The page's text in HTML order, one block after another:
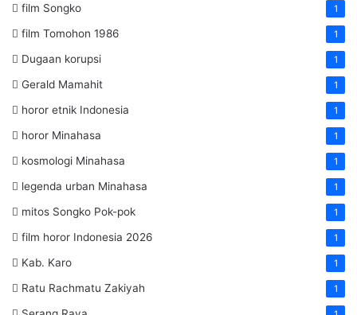
film Songko 1
film Tomohon 1986 1
Dugaan korupsi 1
Gerald Mamahit 1
horor etnik Indonesia 1
horor Minahasa 1
kosmologi Minahasa 1
legenda urban Minahasa 1
mitos Songko Pok-pok 1
film horor Indonesia 2026 1
Kab. Karo 1
Ratu Rachmatu Zakiyah 1